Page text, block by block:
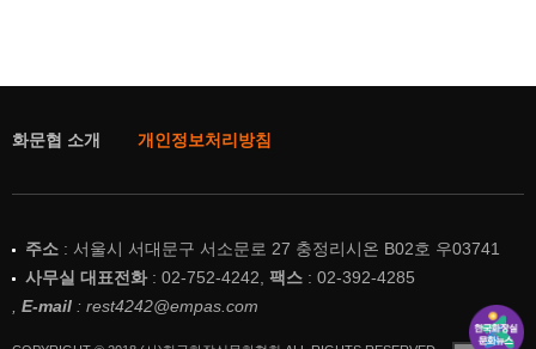
화문협 소개 개인정보처리방침
주소 : 서울시 서대문구 서소문로 27 충정리시온 B02호 우03741
사무실 대표전화: 02-752-4242, 팩스 : 02-392-4285
E-mail : rest4242@empas.com